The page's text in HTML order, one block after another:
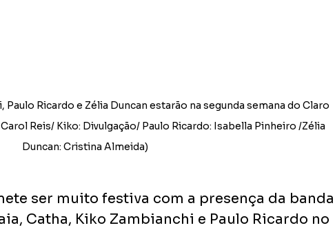
Ricardo e Zélia Duncan estarão na segunda semana do Claro
Reis/ Kiko: Divulgação/ Paulo Ricardo: Isabella Pinheiro /Zélia
Duncan: Cristina Almeida)
ser muito festiva com a presença da banda
Catha, Kiko Zambianchi e Paulo Ricardo no